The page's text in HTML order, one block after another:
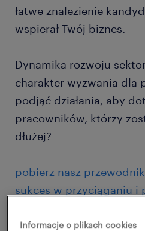
łatwe znalezienie
wspierał Twój biznes.
Dynamika rozwoju
charakter wyzwania dla
podjąć działania, aby
pracowników, którzy
dłużej?
pobierz nasz
sukces w przyciąganiu i
Informacje o plikach cookies